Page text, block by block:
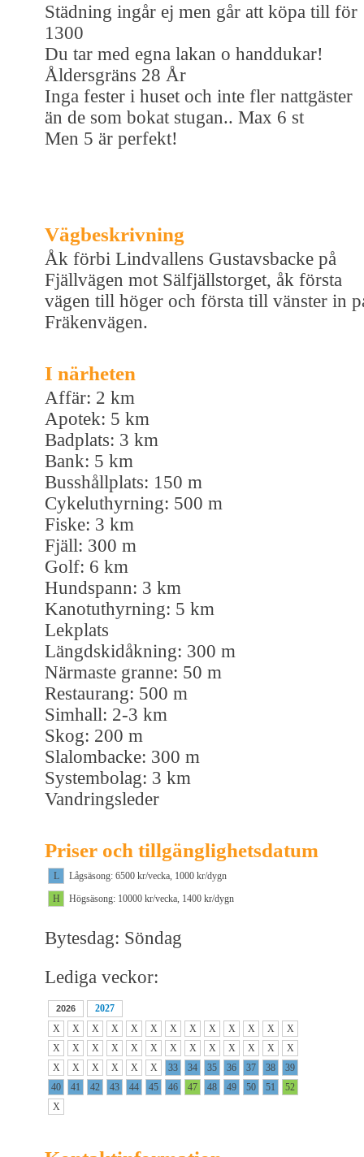
Städning ingår ej men går att köpa till för
1300
Du tar med egna lakan o handdukar!
Åldersgräns 28 År
Inga fester i huset och inte fler nattgäster
än de som bokat stugan.. Max 6 st
Men 5 är perfekt!
Vägbeskrivning
Åk förbi Lindvallens Gustavsbacke på
Fjällvägen mot Sälfjällstorget, åk första
vägen till höger och första till vänster in
Fräkenvägen.
I närheten
Affär: 2 km
Apotek: 5 km
Badplats: 3 km
Bank: 5 km
Busshållplats: 150 m
Cykeluthyrning: 500 m
Fiske: 3 km
Fjäll: 300 m
Golf: 6 km
Hundspann: 3 km
Kanotuthyrning: 5 km
Lekplats
Längdskidåkning: 300 m
Närmaste granne: 50 m
Restaurang: 500 m
Simhall: 2-3 km
Skog: 200 m
Slalombacke: 300 m
Systembolag: 3 km
Vandringsleder
Priser och tillgänglighetsdatum
L
Lågsäsong: 6500 kr/vecka, 1000 kr/dygn
H
Högsäsong: 10000 kr/vecka, 1400 kr/dygn
Bytesdag: Söndag
Lediga veckor:
2026
2027
X
X X X X X X X X X X X
X
X
X X X X X X X X X X X
X
X
X X X X X 33 34 35 36 37 38
39
40
41 42 43 44 45 46 47 48 49 50 51
52
X